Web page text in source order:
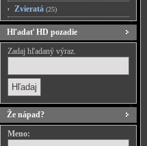
Zvieratá (25)
Hľadať HD pozadie
Zadaj hľadaný výraz.
Že nápad?
Meno: